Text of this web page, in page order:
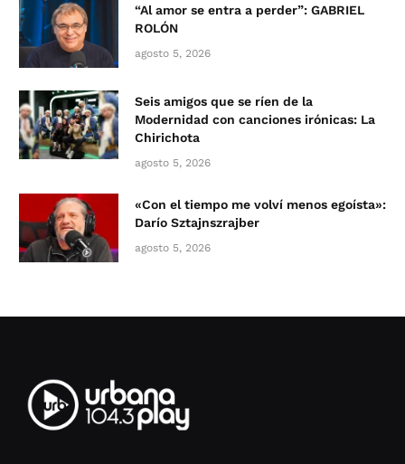
“Al amor se entra a perder”: GABRIEL
ROLÓN
agosto 5, 2026
Seis amigos que se ríen de la
Modernidad con canciones irónicas: La
Chirichota
agosto 5, 2026
«Con el tiempo me volví menos egoísta»:
Darío Sztajnszrajber
agosto 5, 2026